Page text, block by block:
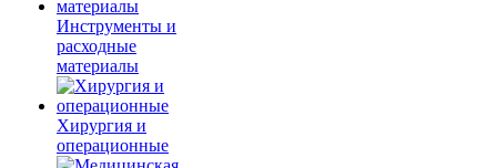
Инструменты и
расходные
материалы
Хирургия и
операционные